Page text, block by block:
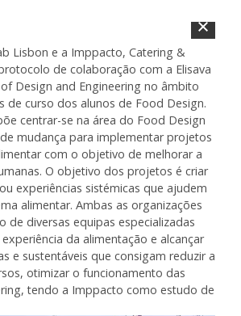
Lisbon e a Imppacto, Catering &
de colaboração com a Elisava
Design and Engineering no âmbito
de curso dos alunos de Food Design.
centrar-se na área do Food Design
mudança para implementar projetos
com o objetivo de melhorar a
O objetivo dos projetos é criar
experiências sistémicas que ajudem
alimentar. Ambas as organizações
de diversas equipas especializadas
da alimentação e alcançar
e sustentáveis que consigam reduzir a
otimizar o funcionamento das
tendo a Imppacto como estudo de